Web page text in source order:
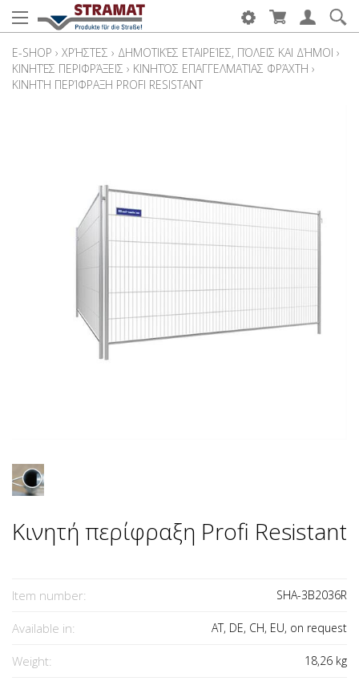
E-SHOP › ΧΡΉΣΤΕΣ › ΔΗΜΟΤΙΚΈΣ ΕΤΑΙΡΕΊΕΣ, ΠΌΛΕΙΣ ΚΑΙ ΔΉΜΟΙ ›
ΚΙΝΗΤΈΣ ΠΕΡΙΦΡΆΞΕΙΣ › ΚΙΝΗΤΌΣ ΕΠΑΓΓΕΛΜΑΤΊΑΣ ΦΡΆΧΤΗ ›
ΚΙΝΗΤΉ ΠΕΡΊΦΡΑΞΗ PROFI RESISTANT
Κινητή περίφραξη Profi Resistant
Item number: SHA-3B2036R
Available in: AT, DE, CH, EU, on request
Weight: 18,26 kg